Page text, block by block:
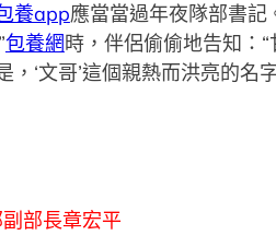
養app應當當過年夜隊部書記
包養網時，伴侶偷偷地告知：“
‘文哥’這個親熱而洪亮的名
部長章宏平